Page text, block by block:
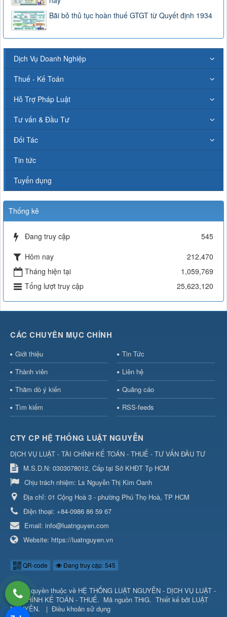
Bãi bỏ thủ tục hoàn thuế GTGT từ Quyết định 1934
Dịch Vụ Doanh Nghiệp
Thuế - Kế Toán
Hỗ Trợ Pháp Luật
Tư vấn & Đầu Tư
Đối Tác
Tin tức
Tuyển dụng
Thống kê
Đang truy cập
545
Hôm nay
212,470
Tháng hiện tại
1,059,769
Tổng lượt truy cập
25,623,120
CÁC CHUYÊN MỤC CHÍNH
Giới thiệu
Tin Tức
Thành viên
Liên hệ
Thăm dò ý kiến
Quảng cáo
Tìm kiếm
RSS-feeds
CTY CP HỆ THỐNG LUẬT NGUYỄN
DỊCH VỤ LUẬT - TÀI CHÍNH KẾ TOÁN - THUẾ - TƯ VẤN ĐẦU TƯ
M.S.D.N: 0303078012, Cấp tại Sở KHĐT Tp HCM
Chịu trách nhiệm: Ls Nguyễn Thị Kim Oanh
Địa chỉ: 01 Cộng Hoà 3 - phường Phú Thọ Hoà, TP HCM
Điện thoại: +84-0986 86 59 67
Email: info@luatnguyen.com
Website: https://luatnguyen.vn
QR-code Đang truy cập: 545
© Bản quyền thuộc về HỆ THỐNG LUẬT NGUYỄN - DỊCH VỤ LUẬT -
TÀI CHÍNH KẾ TOÁN - THUẾ. Mã nguồn THiG. Thiết kế bởi LUẬT
NGUYỄN. | Điều khoản sử dụng